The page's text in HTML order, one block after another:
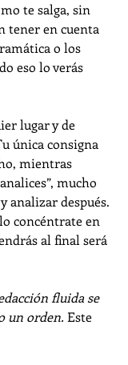
te salga, sin
tener en cuenta
o los
eso lo verás
lugar y de
única consigna
mientras
mucho
analizar después.
concéntrate en
al final será
fluida se
un orden. Este